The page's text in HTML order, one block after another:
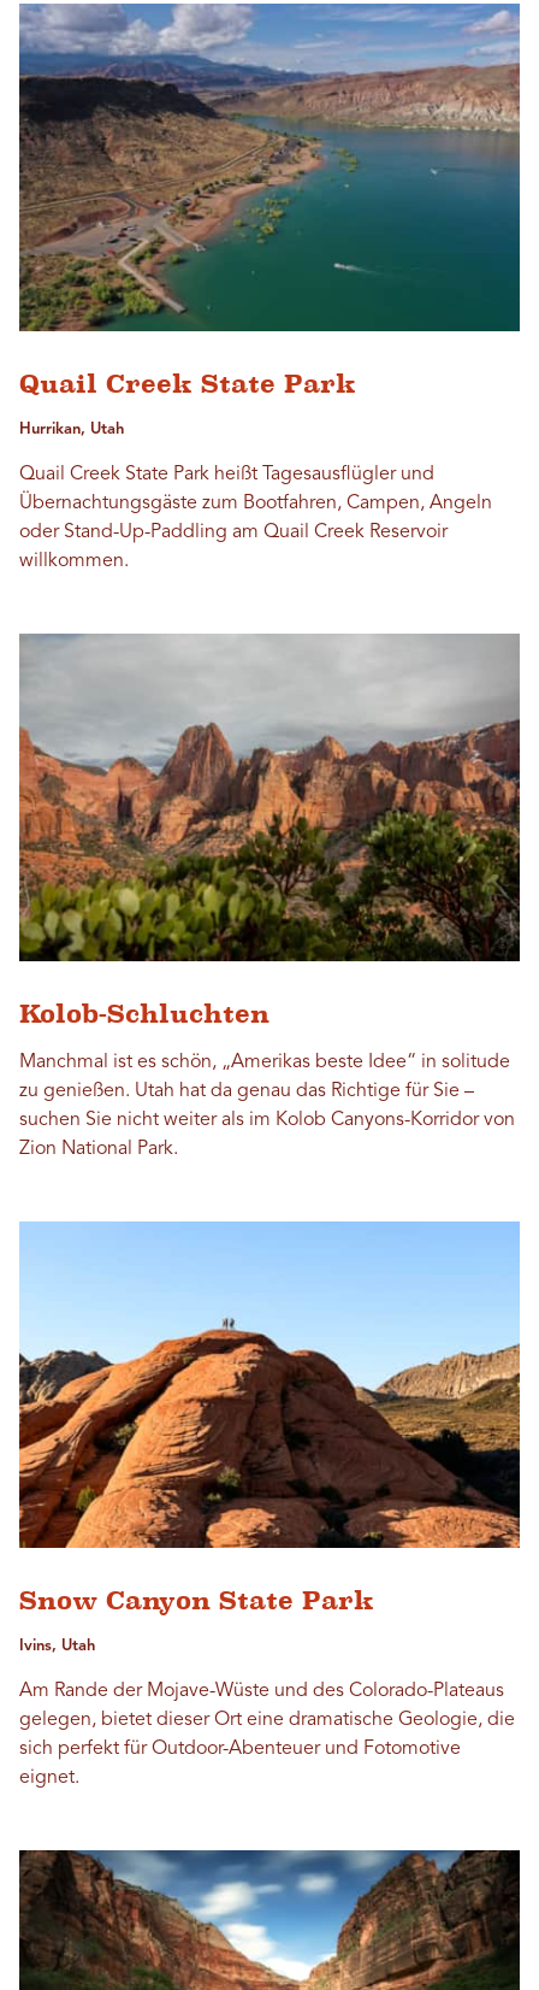
Quail Creek State Park
Hurrikan, Utah
Quail Creek State Park heißt Tagesausflügler und
Übernachtungsgäste zum Bootfahren, Campen, Angeln
oder Stand-Up-Paddling am Quail Creek Reservoir
willkommen.
Kolob-Schluchten
Manchmal ist es schön, „Amerikas beste Idee“ in solitude
zu genießen. Utah hat da genau das Richtige für Sie –
suchen Sie nicht weiter als im Kolob Canyons-Korridor von
Zion National Park.
Snow Canyon State Park
Ivins, Utah
Am Rande der Mojave-Wüste und des Colorado-Plateaus
gelegen, bietet dieser Ort eine dramatische Geologie, die
sich perfekt für Outdoor-Abenteuer und Fotomotive
eignet.